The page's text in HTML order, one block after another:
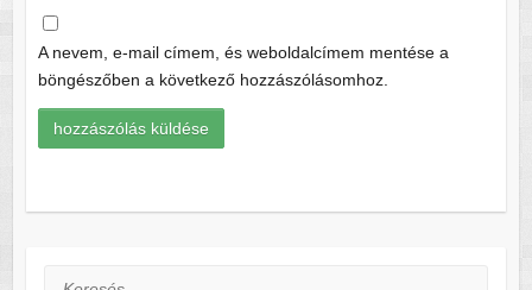
A nevem, e-mail címem, és weboldalcímem mentése a
böngészőben a következő hozzászólásomhoz.
Keresés